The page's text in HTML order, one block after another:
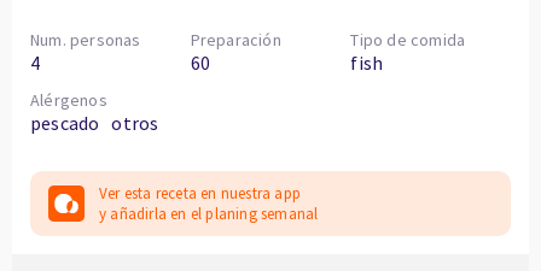
Num. personas
4
Preparación
60
Tipo de comida
fish
Alérgenos
pescado otros
Ver esta receta en nuestra app
y añadirla en el planing semanal